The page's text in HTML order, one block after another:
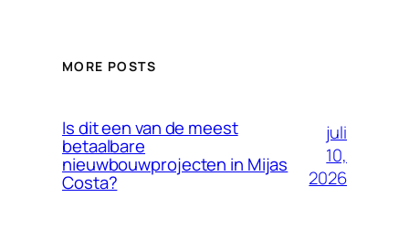
MORE POSTS
Is dit een van de meest
betaalbare
nieuwbouwprojecten in Mijas
Costa?
juli
10,
2026